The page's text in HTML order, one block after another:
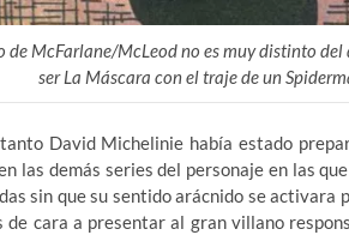
de McFarlane/McLeod no es muy distinto
ser La Máscara con el traje de un
David Michelinie había estado
las demás series del personaje en las
sin que su sentido arácnido se
de cara a presentar al gran villano